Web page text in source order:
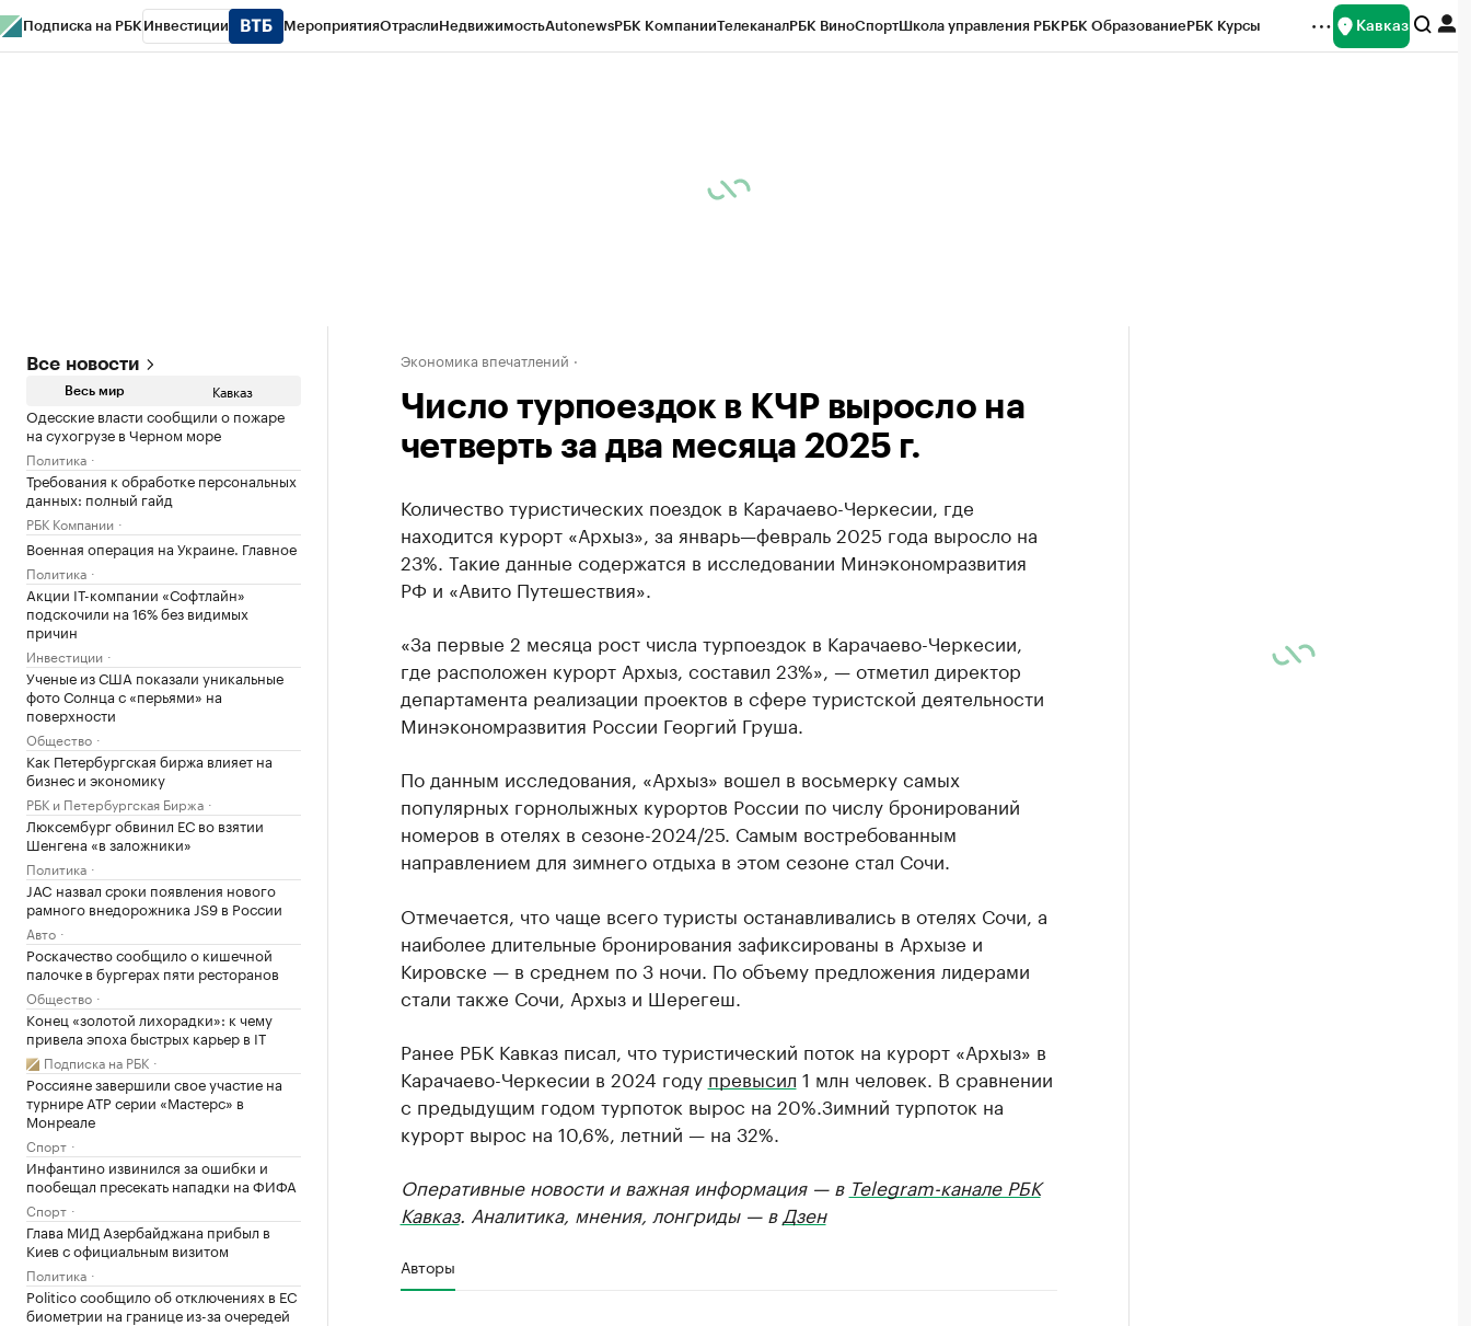
Подписка на РБК Инвестиции МероприятияОтраслиНедвижимостьAutonewsРБК КомпанииТелеканалРБК ВиноСпортШкола управления РБКРБК ОбразованиеРБК Курсы Кавказ
Все новости
Весь мир Кавказ
Одесские власти сообщили о пожаре
на сухогрузе в Черном море
Политика
Требования к обработке персональных
данных: полный гайд
РБК Компании
Военная операция на Украине. Главное
Политика
Акции IT-компании «Софтлайн»
подскочили на 16% без видимых
причин
Инвестиции
Ученые из США показали уникальные
фото Солнца с «перьями» на
поверхности
Общество
Как Петербургская биржа влияет на
бизнес и экономику
РБК и Петербургская Биржа
Люксембург обвинил ЕС во взятии
Шенгена «в заложники»
Политика
JAC назвал сроки появления нового
рамного внедорожника JS9 в России
Авто
Роскачество сообщило о кишечной
палочке в бургерах пяти ресторанов
Общество
Конец «золотой лихорадки»: к чему
привела эпоха быстрых карьер в IT
Подписка на РБК
Россияне завершили свое участие на
турнире ATP серии «Мастерс» в
Монреале
Спорт
Инфантино извинился за ошибки и
пообещал пресекать нападки на ФИФА
Спорт
Глава МИД Азербайджана прибыл в
Киев с официальным визитом
Политика
Politico сообщило об отключениях в ЕС
биометрии на границе из-за очередей
Экономика впечатлений
Число турпоездок в КЧР выросло на
четверть за два месяца 2025 г.
Количество туристических поездок в Карачаево-Черкесии, где
находится курорт «Архыз», за январь—февраль 2025 года выросло на
23%. Такие данные содержатся в исследовании Минэкономразвития
РФ и «Авито Путешествия».
«За первые 2 месяца рост числа турпоездок в Карачаево-Черкесии,
где расположен курорт Архыз, составил 23%», — отметил директор
департамента реализации проектов в сфере туристской деятельности
Минэкономразвития России Георгий Груша.
По данным исследования, «Архыз» вошел в восьмерку самых
популярных горнолыжных курортов России по числу бронирований
номеров в отелях в сезоне-2024/25. Самым востребованным
направлением для зимнего отдыха в этом сезоне стал Сочи.
Отмечается, что чаще всего туристы останавливались в отелях Сочи, а
наиболее длительные бронирования зафиксированы в Архызе и
Кировске — в среднем по 3 ночи. По объему предложения лидерами
стали также Сочи, Архыз и Шерегеш.
Ранее РБК Кавказ писал, что туристический поток на курорт «Архыз» в
Карачаево-Черкесии в 2024 году превысил 1 млн человек. В сравнении
с предыдущим годом турпоток вырос на 20%.Зимний турпоток на
курорт вырос на 10,6%, летний — на 32%.
Оперативные новости и важная информация — в Telegram-канале РБК
Кавказ. Аналитика, мнения, лонгриды — в Дзен
Авторы